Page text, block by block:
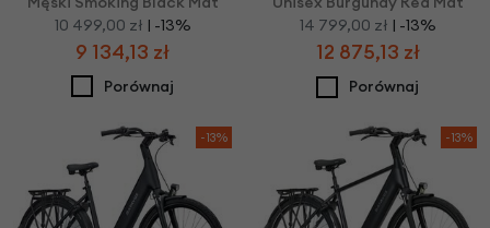
10 499,00 zł | -13%
9 134,13 zł
Porównaj
14 799,00 zł | -13%
12 875,13 zł
Porównaj
-13% -13%